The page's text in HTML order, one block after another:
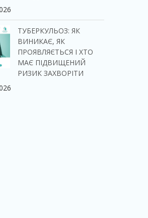
ТУБЕРКУЛЬОЗ: ЯК
ВИНИКАЄ, ЯК
ПРОЯВЛЯЄТЬСЯ І ХТО
МАЄ ПІДВИЩЕНИЙ
РИЗИК ЗАХВОРІТИ